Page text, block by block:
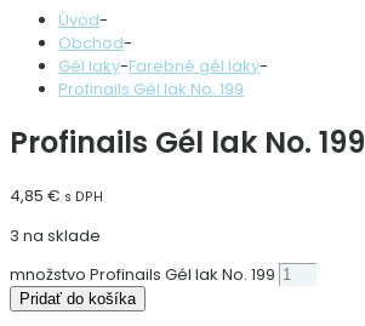
Úvod-
Obchod-
Gél laky-Farebné gél laky-
Profinails Gél lak No. 199
Profinails Gél lak No. 199
4,85 € s DPH
3 na sklade
množstvo Profinails Gél lak No. 199
Pridať do košíka